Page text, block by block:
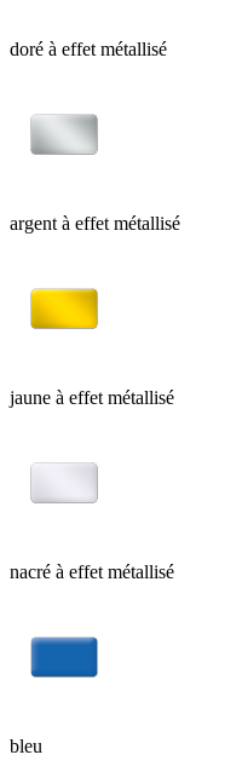
doré à effet métallisé
argent à effet métallisé
jaune à effet métallisé
nacré à effet métallisé
bleu